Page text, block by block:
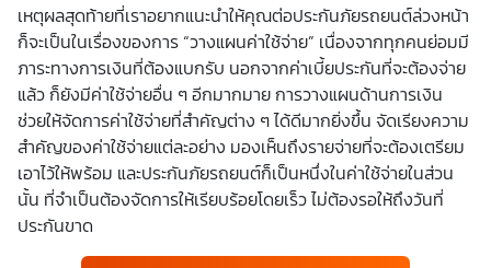
เหตุผลสุดท้ายที่เราอยากแนะนำให้คุณต่อประกันภัยรถยนต์ล่วงหน้า
ก็จะเป็นในเรื่องของการ “วางแผนค่าใช้จ่าย” เนื่องจากทุกคนย่อมมี
ภาระทางการเงินที่ต้องแบกรับ นอกจากค่าเบี้ยประกันที่จะต้องจ่าย
แล้ว ก็ยังมีค่าใช้จ่ายอื่น ๆ อีกมากมาย การวางแผนด้านการเงิน
ช่วยให้จัดการค่าใช้จ่ายที่สำคัญต่าง ๆ ได้ดีมากยิ่งขึ้น จัดเรียงความ
สำคัญของค่าใช้จ่ายแต่ละอย่าง มองเห็นถึงรายจ่ายที่จะต้องเตรียม
เอาไว้ให้พร้อม และประกันภัยรถยนต์ก็เป็นหนึ่งในค่าใช้จ่ายในส่วน
นั้น ที่จำเป็นต้องจัดการให้เรียบร้อยโดยเร็ว ไม่ต้องรอให้ถึงวันที่
ประกันขาด